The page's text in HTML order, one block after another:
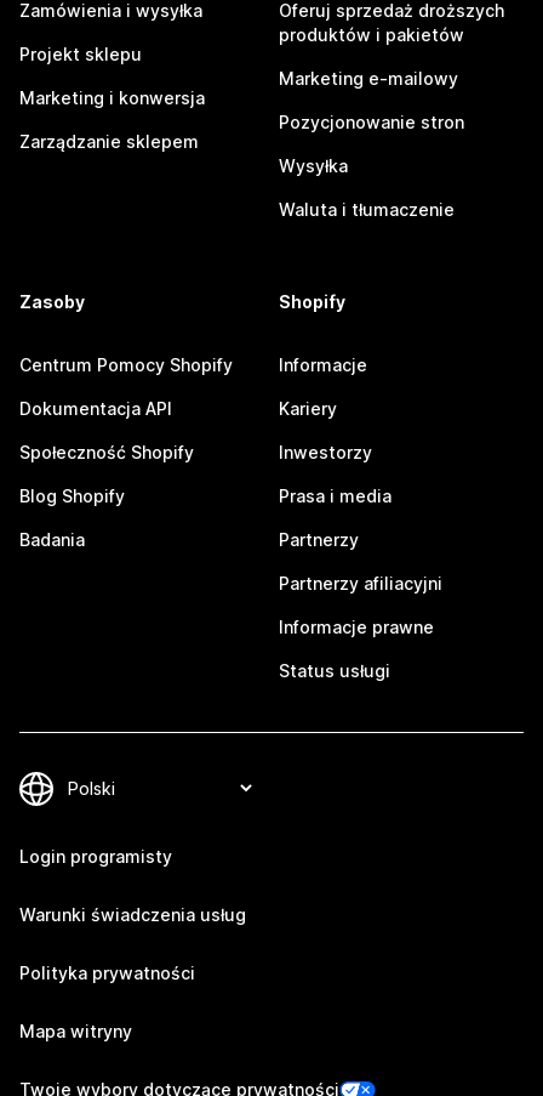
Zamówienia i wysyłka
Projekt sklepu
Marketing i konwersja
Zarządzanie sklepem
Oferuj sprzedaż droższych
produktów i pakietów
Marketing e-mailowy
Pozycjonowanie stron
Wysyłka
Waluta i tłumaczenie
Zasoby
Centrum Pomocy Shopify
Dokumentacja API
Społeczność Shopify
Blog Shopify
Badania
Shopify
Informacje
Kariery
Inwestorzy
Prasa i media
Partnerzy
Partnerzy afiliacyjni
Informacje prawne
Status usługi
Login programisty
Warunki świadczenia usług
Polityka prywatności
Mapa witryny
Twoje wybory dotyczące prywatności